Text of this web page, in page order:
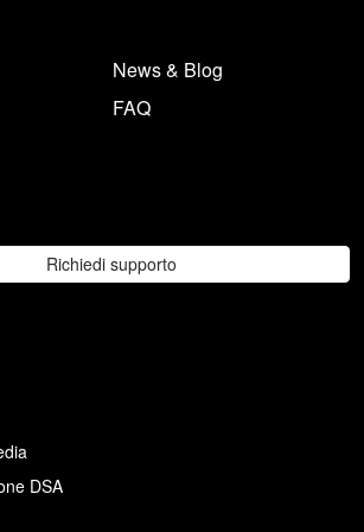
News & Blog
FAQ
Richiedi supporto
DSA